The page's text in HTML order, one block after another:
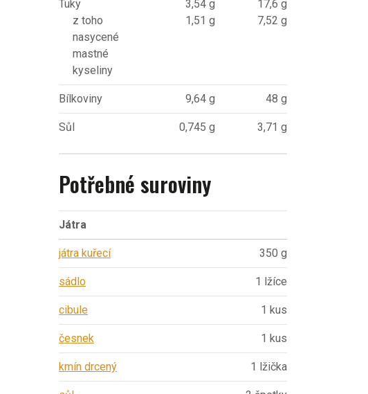
Tuky
z toho
nasycené
mastné
kyseliny
3,54 g
1,51 g
17,6 g
7,52 g
Bílkoviny 9,64 g 48 g
Sůl 0,745 g 3,71 g
Potřebné suroviny
Játra
játra kuřecí 350 g
sádlo 1 lžíce
cibule 1 kus
česnek 1 kus
kmín drcený 1 lžička